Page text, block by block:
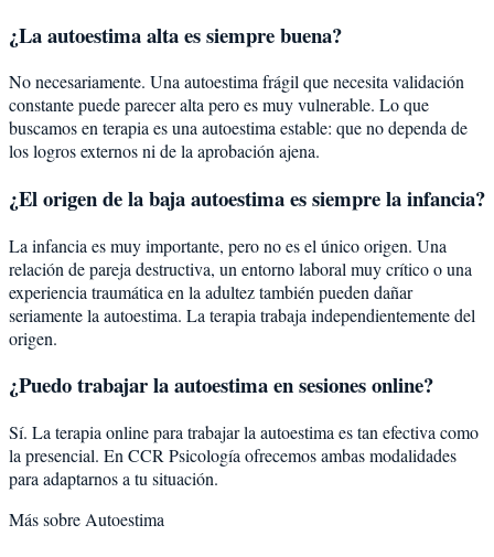
¿La autoestima alta es siempre buena?
No necesariamente. Una autoestima frágil que necesita validación
constante puede parecer alta pero es muy vulnerable. Lo que
buscamos en terapia es una autoestima estable: que no dependa de
los logros externos ni de la aprobación ajena.
¿El origen de la baja autoestima es siempre la infancia?
La infancia es muy importante, pero no es el único origen. Una
relación de pareja destructiva, un entorno laboral muy crítico o una
experiencia traumática en la adultez también pueden dañar
seriamente la autoestima. La terapia trabaja independientemente del
origen.
¿Puedo trabajar la autoestima en sesiones online?
Sí. La terapia online para trabajar la autoestima es tan efectiva como
la presencial. En CCR Psicología ofrecemos ambas modalidades
para adaptarnos a tu situación.
Más sobre Autoestima